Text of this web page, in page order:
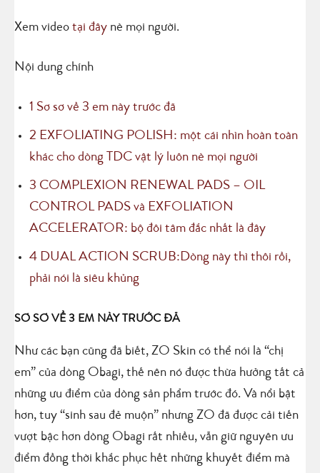
Xem video tại đây nè mọi người.
Nội dung chính
1 Sơ sơ về 3 em này trước đã
2 EXFOLIATING POLISH: một cái nhìn hoàn toàn
khác cho dòng TDC vật lý luôn nè mọi người
3 COMPLEXION RENEWAL PADS – OIL
CONTROL PADS và EXFOLIATION
ACCELERATOR: bộ đôi tâm đắc nhất là đây
4 DUAL ACTION SCRUB:Dòng này thì thôi rồi,
phải nói là siêu khủng
SƠ SƠ VỀ 3 EM NÀY TRƯỚC ĐÃ
Như các bạn cũng đã biết, ZO Skin có thể nói là “chị
em” của dòng Obagi, thế nên nó được thừa hưởng tất cả
những ưu điểm của dòng sản phẩm trước đó. Và nổi bật
hơn, tuy “sinh sau đẻ muộn” nhưng ZO đã được cải tiến
vượt bậc hơn dòng Obagi rất nhiều, vẫn giữ nguyên ưu
điểm đồng thời khắc phục hết những khuyết điểm mà